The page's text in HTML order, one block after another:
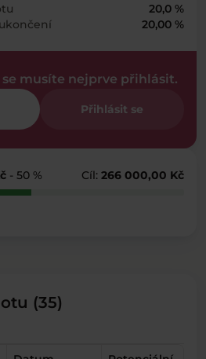
20,0 %
20,00 %
musíte nejprve přihlásit.
Přihlásit se
- 50 % Cíl: 266 000,00 Kč
(35)